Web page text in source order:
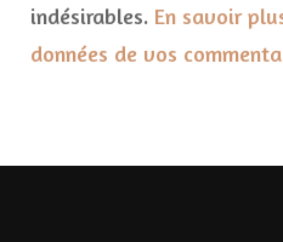
indésirables. En savoir
données de vos